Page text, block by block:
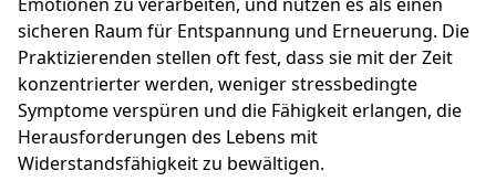
sicheren Raum für Entspannung und Erneuerung. Die
Praktizierenden stellen oft fest, dass sie mit der Zeit
konzentrierter werden, weniger stressbedingte
Symptome verspüren und die Fähigkeit erlangen, die
Herausforderungen des Lebens mit
Widerstandsfähigkeit zu bewältigen.